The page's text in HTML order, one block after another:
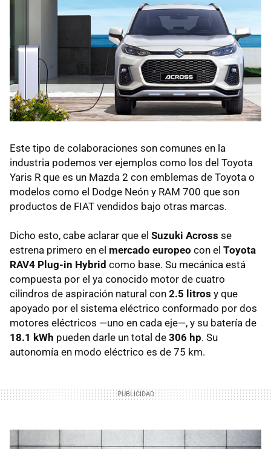
Este tipo de colaboraciones son comunes en la
industria podemos ver ejemplos como los del Toyota
Yaris R que es un Mazda 2 con emblemas de Toyota o
modelos como el Dodge Neón y RAM 700 que son
productos de FIAT vendidos bajo otras marcas.
Dicho esto, cabe aclarar que el Suzuki Across se
estrena primero en el mercado europeo con el Toyota
RAV4 Plug-in Hybrid como base. Su mecánica está
compuesta por el ya conocido motor de cuatro
cilindros de aspiración natural con 2.5 litros y que
apoyado por el sistema eléctrico conformado por dos
motores eléctricos —uno en cada eje—, y su batería de
18.1 kWh pueden darle un total de 306 hp. Su
autonomía en modo eléctrico es de 75 km.